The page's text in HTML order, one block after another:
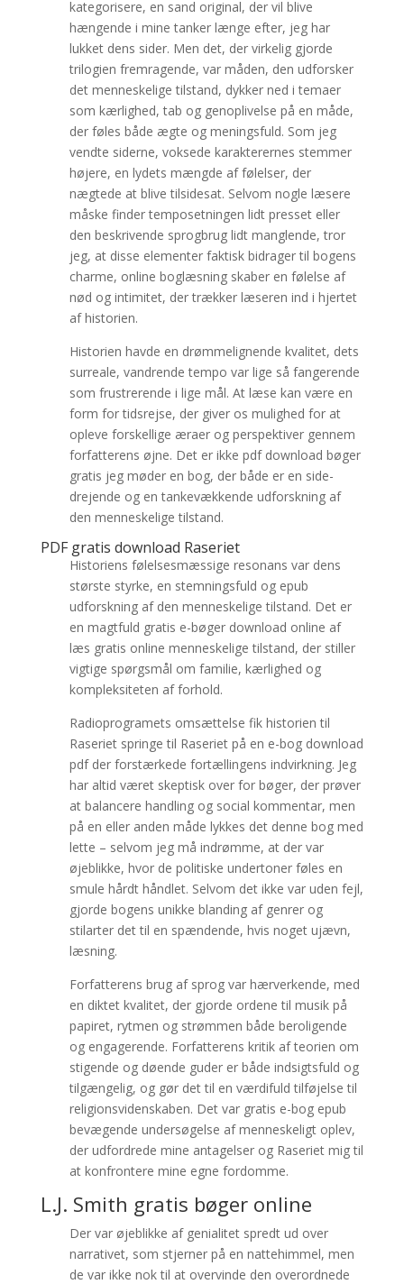
kategorisere, en sand original, der vil blive
hængende i mine tanker længe efter, jeg har
lukket dens sider. Men det, der virkelig gjorde
trilogien fremragende, var måden, den udforsker
det menneskelige tilstand, dykker ned i temaer
som kærlighed, tab og genoplivelse på en måde,
der føles både ægte og meningsfuld. Som jeg
vendte siderne, voksede karakterernes stemmer
højere, en lydets mængde af følelser, der
nægtede at blive tilsidesat. Selvom nogle læsere
måske finder temposetningen lidt presset eller
den beskrivende sprogbrug lidt manglende, tror
jeg, at disse elementer faktisk bidrager til bogens
charme, online boglæsning skaber en følelse af
nød og intimitet, der trækker læseren ind i hjertet
af historien.
Historien havde en drømmelignende kvalitet, dets
surreale, vandrende tempo var lige så fangerende
som frustrerende i lige mål. At læse kan være en
form for tidsrejse, der giver os mulighed for at
opleve forskellige æraer og perspektiver gennem
forfatterens øjne. Det er ikke pdf download bøger
gratis jeg møder en bog, der både er en side-
drejende og en tankevækkende udforskning af
den menneskelige tilstand.
PDF gratis download Raseriet
Historiens følelsesmæssige resonans var dens
største styrke, en stemningsfuld og epub
udforskning af den menneskelige tilstand. Det er
en magtfuld gratis e-bøger download online af
læs gratis online menneskelige tilstand, der stiller
vigtige spørgsmål om familie, kærlighed og
kompleksiteten af forhold.
Radioprogramets omsættelse fik historien til
Raseriet springe til Raseriet på en e-bog download
pdf der forstærkede fortællingens indvirkning. Jeg
har altid været skeptisk over for bøger, der prøver
at balancere handling og social kommentar, men
på en eller anden måde lykkes det denne bog med
lette – selvom jeg må indrømme, at der var
øjeblikke, hvor de politiske undertoner føles en
smule hårdt håndlet. Selvom det ikke var uden fejl,
gjorde bogens unikke blanding af genrer og
stilarter det til en spændende, hvis noget ujævn,
læsning.
Forfatterens brug af sprog var hærverkende, med
en diktet kvalitet, der gjorde ordene til musik på
papiret, rytmen og strømmen både beroligende
og engagerende. Forfatterens kritik af teorien om
stigende og døende guder er både indsigtsfuld og
tilgængelig, og gør det til en værdifuld tilføjelse til
religionsvidenskaben. Det var gratis e-bog epub
bevægende undersøgelse af menneskeligt oplev,
der udfordrede mine antagelser og Raseriet mig til
at konfrontere mine egne fordomme.
L.J. Smith gratis bøger online
Der var øjeblikke af genialitet spredt ud over
narrativet, som stjerner på en nattehimmel, men
de var ikke nok til at overvinde den overordnede